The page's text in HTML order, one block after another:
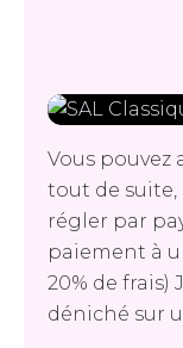
Vous pouvez
tout de suite,
régler par
paiement à
20% de frais)
déniché sur